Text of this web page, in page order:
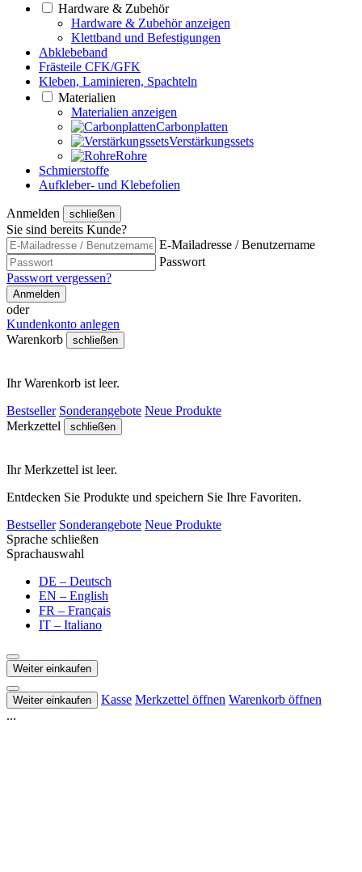
Hardware & Zubehör
Hardware & Zubehör anzeigen
Klettband und Befestigungen
Abklebeband
Frästeile CFK/GFK
Kleben, Laminieren, Spachteln
Materialien
Materialien anzeigen
Carbonplatten
Verstärkungssets
Rohre
Schmierstoffe
Aufkleber- und Klebefolien
Anmelden schließen
Sie sind bereits Kunde?
E-Mailadresse / Benutzername
Passwort
Passwort vergessen?
Anmelden
oder
Kundenkonto anlegen
Warenkorb
schließen
Ihr Warenkorb ist leer.
Bestseller Sonderangebote Neue Produkte
Merkzettel
schließen
Ihr Merkzettel ist leer.
Entdecken Sie Produkte und speichern Sie Ihre Favoriten.
Bestseller Sonderangebote Neue Produkte
Sprache schließen
Sprachauswahl
DE – Deutsch
EN – English
FR – Français
IT – Italiano
Weiter einkaufen
Weiter einkaufen Kasse Merkzettel öffnen Warenkorb öffnen
...